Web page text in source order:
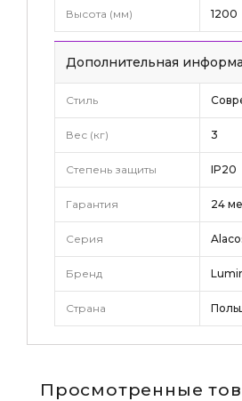
Высота (мм) 1200
Дополнительная
Стиль
Вес (кг) 3
Степень защиты IP20
Гарантия 24
Серия
Бренд
Страна
Просмотренные